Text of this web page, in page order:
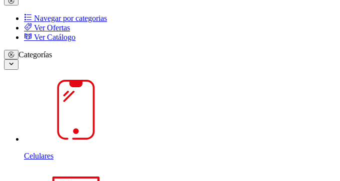
Navegar por categorias
Ver Ofertas
Ver Catálogo
Categorías
Celulares